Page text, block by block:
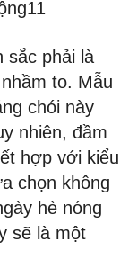
sắc phải là
to. Mẫu
chói này
nhiên, đầm
hợp với kiểu
chọn không
hè nóng
sẽ là một